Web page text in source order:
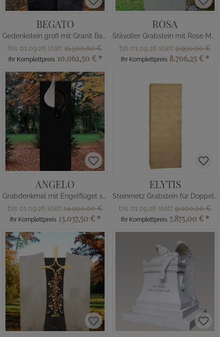
BEGATO
Gedenkstein groß mit Granit Baum
bis 01.09.26 statt11.500,00 €
Ihr Komplettpreis 10.062,50 € *
ROSA
Stilvoller Grabstein mit Rose Marmor
bis 01.09.26 statt 9.950,00 €
Ihr Komplettpreis 8.706,25 € *
ANGELO
Grabdenkmal mit Engelflügel schwarz
bis 01.09.26 statt14.900,00 €
Ihr Komplettpreis 13.037,50 € *
ELYTIS
Steinmetz Grabstein für Doppelgrab aus Kalkstein mit Muster
bis 01.09.26 statt 9.000,00 €
Ihr Komplettpreis 7.875,00 € *